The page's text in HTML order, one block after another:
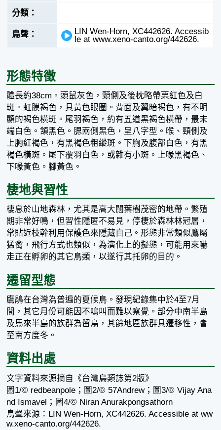
LIN Wen-Horn, XC442626. Accessib
le at www.xeno-canto.org/442626.
形態特徵
體長約38cm。頭鼠灰色，頸側及後枕略帶栗紅色及白
斑。虹膜褐色，具黃色眼圈。背面及翼暗褐色，有不明
顯的褐色橫斑。尾羽褐色，約有五道黑褐色橫帶，最末
端白色。頷黑色。腮兩側黑色，呈八字型。喉、頸側及
上胸紅褐色，有黑褐色粗縱斑。下胸及腹部白色，有黑
褐色橫斑。尾下覆羽白色，或雜有小斑。上喙黑褐色、
下喙黃色。腳黃色。
棲地與習性
棲息於山地森林，尤其是高大闊葉樹茂密的地帶。繁殖
期非常好鳴，但習性隱匿不易見，停棲於森林林冠層，
常貼近枝幹利用保護色來隱藏自己。形態非常類似鷹屬
猛禽，飛行方式也類似，為演化上的擬態，可能用來嚇
走正在孵卵的其它鳥類，以遂行其托卵的目的。
遷留型態
鷹鵑在台灣為普遍的夏候鳥。發現紀錄集中於4至7月
間，其它月份可能因不鳴叫而難以察覺。部分中南半島
及馬來半島的族群為留鳥，其餘地區族群具遷移性，會
至南方度冬。
資料出處
文字資料來源摘自《台灣鳥類誌第2版》
圖1/© redbeanpole；圖2/© 57Andrew；圖3/© Vijay Ana
nd Ismavel；圖4/© Niran Anurakpongsathorn
鳥聲來源：LIN Wen-Horn, XC442626. Accessible at ww
w.xeno-canto.org/442626.